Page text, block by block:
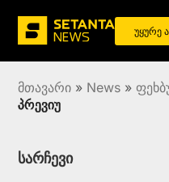
უყურე
მთავარი » News »
პრევიუ
სარჩევი